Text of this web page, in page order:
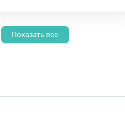
Показать все